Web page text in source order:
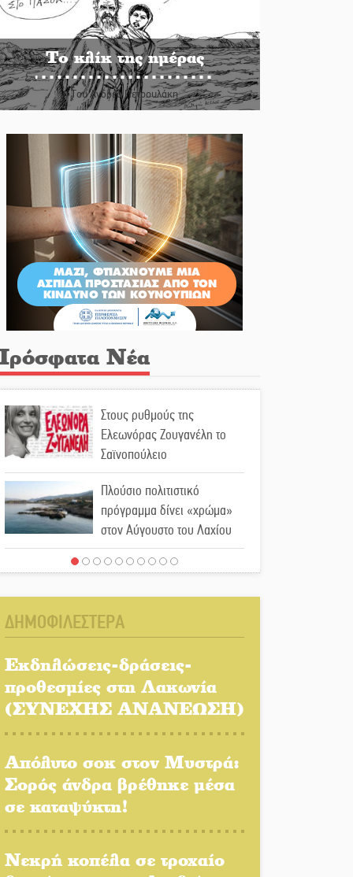
Το κλίκ της ημέρας
Του Ανδρέα Πετρουλάκη
Νέα
Στους ρυθμούς της
Ελεωνόρας Ζουγανέλη το
Σαϊνοπούλειο
Πλούσιο πολιτιστικό
πρόγραμμα δίνει «χρώμα»
στον Αύγουστο του Λαχίου
Χασισοφυτεία στην
Μπαρόκ μελωδίες κάτω από
την αυγουστιάτικη
πανσέληνο της Μονεμβασιάς
Διακοπή ρεύματος στο Έλος
Στο Γύθειο η Άντζελα
Γκερέκου
Νταλίκα έπεσε σε γκρεμό
ΔΗΜΟΦΙΛΕΣΤΕΡΑ
Εκδηλώσεις-δράσεις-
προθεσμίες στη Λακωνία
(ΣΥΝΕΧΗΣ ΑΝΑΝΕΩΣΗ)
Απόλυτο σοκ στον Μυστρά:
Σορός άνδρα βρέθηκε μέσα
σε καταψύκτη!
Νεκρή κοπέλα σε τροχαίο